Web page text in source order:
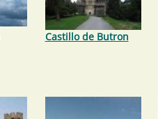
Castillo de Butron